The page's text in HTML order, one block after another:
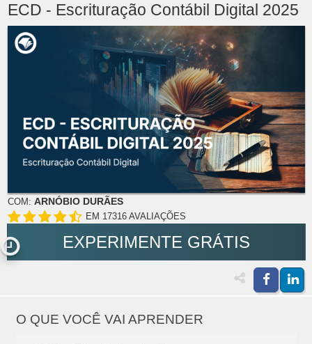
ECD - Escrituração Contábil Digital 2025
COM: ARNÓBIO DURÃES
EM 17316 AVALIAÇÕES
EXPERIMENTE GRÁTIS
O QUE VOCÊ VAI APRENDER